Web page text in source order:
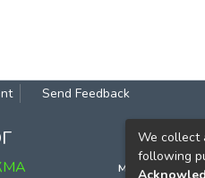
Send Feedback
м. Київ, вул.
We collect
following